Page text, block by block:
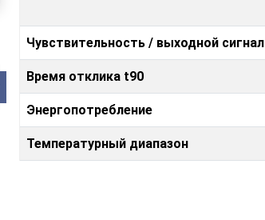
Чувствительность / выходной сигнал
Время отклика t90
Энергопотребление
Температурный диапазон